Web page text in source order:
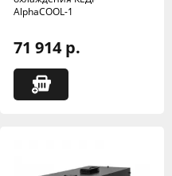
AlphaCOOL-1
71 914 р.